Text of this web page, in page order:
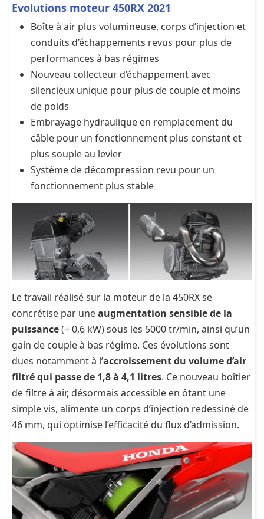
Evolutions moteur 450RX 2021
Boîte à air plus volumineuse, corps d’injection et
conduits d’échappements revus pour plus de
performances à bas régimes
Nouveau collecteur d’échappement avec
silencieux unique pour plus de couple et moins
de poids
Embrayage hydraulique en remplacement du
câble pour un fonctionnement plus constant et
plus souple au levier
Système de décompression revu pour un
fonctionnement plus stable
Le travail réalisé sur la moteur de la 450RX se
concrétise par uneaugmentation sensible de la
puissance(+ 0,6 kW) sous les 5000 tr/min, ainsi qu’un
gain de couple à bas régime. Ces évolutions sont
dues notamment à l’accroissement du volume d’air
filtré qui passe de 1,8 à 4,1 litres. Ce nouveau boîtier
de filtre à air, désormais accessible en ôtant une
simple vis, alimente un corps d’injection redessiné de
46 mm, qui optimise l’efficacité du flux d’admission.